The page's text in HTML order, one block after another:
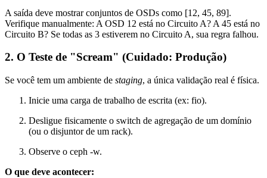
A saída deve mostrar conjuntos de OSDs como [12, 45, 89].
Verifique manualmente: A OSD 12 está no Circuito A? A 45 está no
Circuito B? Se todas as 3 estiverem no Circuito A, sua regra falhou.
2. O Teste de "Scream" (Cuidado: Produção)
Se você tem um ambiente de staging, a única validação real é física.
Inicie uma carga de trabalho de escrita (ex: fio).
Desligue fisicamente o switch de agregação de um domínio
(ou o disjuntor de um rack).
Observe o ceph -w.
O que deve acontecer: